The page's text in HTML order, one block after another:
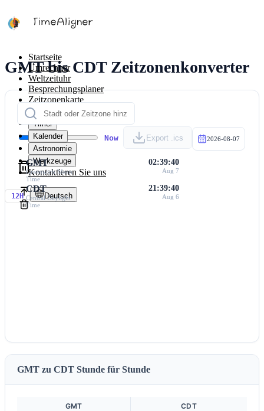
Startseite
Umrechner
Weltzeituhr
Besprechungsplaner
Zeitzonenkarte
Rechner
Timer
Kalender
Astronomie
Werkzeuge
Kontaktieren Sie uns
12H Deutsch
GMT bis CDT Zeitzonenkonverter
Now Export .ics 2026-08-07
GMT
Greenwich Mean
Time
02:39:40
Aug 7
CDT
Central Daylight
Time
21:39:40
Aug 6
GMT zu CDT Stunde für Stunde
GMT CDT